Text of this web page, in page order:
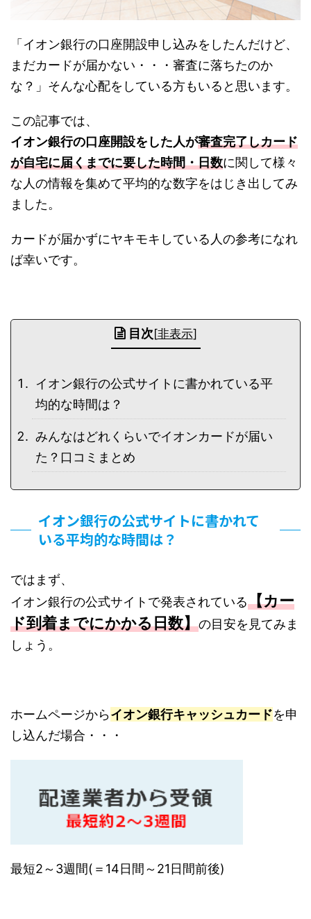
「イオン銀行の口座開設申し込みをしたんだけど、
まだカードが届かない・・・審査に落ちたのか
な？」そんな心配をしている方もいると思います。
この記事では、
イオン銀行の口座開設をした人が審査完了しカード
が自宅に届くまでに要した時間・日数に関して様々
な人の情報を集めて平均的な数字をはじき出してみ
ました。
カードが届かずにヤキモキしている人の参考になれ
ば幸いです。
目次[非表示]
イオン銀行の公式サイトに書かれている平
均的な時間は？
みんなはどれくらいでイオンカードが届い
た？口コミまとめ
イオン銀行の公式サイトに書かれて
いる平均的な時間は？
ではまず、
イオン銀行の公式サイトで発表されている【カー
ド到着までにかかる日数】の目安を見てみま
しょう。
ホームページからイオン銀行キャッシュカードを申
し込んだ場合・・・
最短2～3週間(＝14日間～21日間前後)